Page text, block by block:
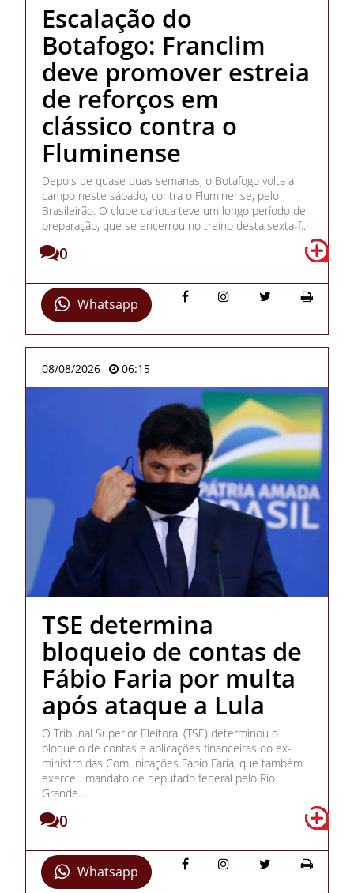
Escalação do
Botafogo: Franclim
deve promover estreia
de reforços em
clássico contra o
Fluminense
Depois de quase duas semanas, o Botafogo volta a
campo neste sábado, contra o Fluminense, pelo
Brasileirão. O clube carioca teve um longo período de
preparação, que se encerrou no treino desta sexta-f...
0
Whatsapp
08/08/2026 06:15
TSE determina
bloqueio de contas de
Fábio Faria por multa
após ataque a Lula
O Tribunal Superior Eleitoral (TSE) determinou o
bloqueio de contas e aplicações financeiras do ex-
ministro das Comunicações Fábio Faria, que também
exerceu mandato de deputado federal pelo Rio
Grande...
0
Whatsapp